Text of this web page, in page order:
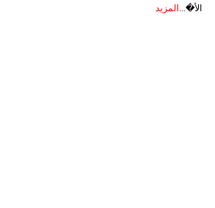
الأ�... المزيد